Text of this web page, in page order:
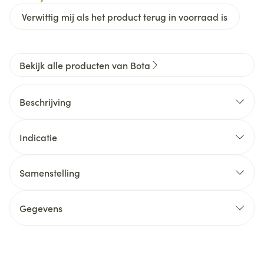
Verwittig mij als het product terug in voorraad is
Bekijk alle producten van Bota
Beschrijving
Indicatie
Samenstelling
Gegevens